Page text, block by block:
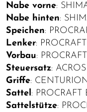
Nabe vorne:
Nabe hinten:
Speichen:
Lenker:
Vorbau:
Steuersatz:
Griffe:
Sattel: PROCRAFT
Sattelstütze: